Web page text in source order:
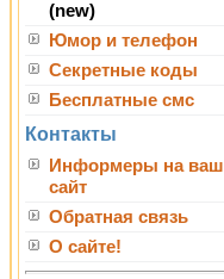
(new)
Юмор и телефон
Секретные коды
Бесплатные смс
Контакты
Информеры на ваш
сайт
Обратная связь
О сайте!